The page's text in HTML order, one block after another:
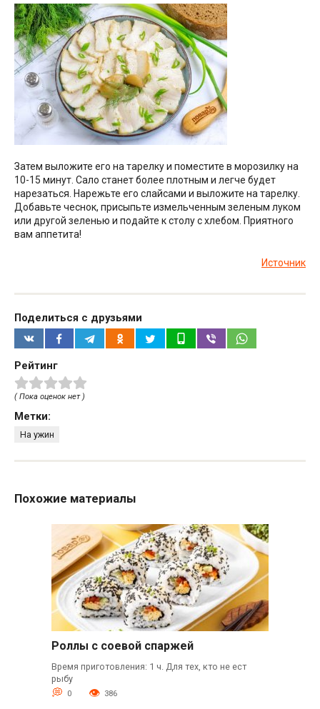
Затем выложите его на тарелку и поместите в морозилку на
10-15 минут. Сало станет более плотным и легче будет
нарезаться. Нарежьте его слайсами и выложите на тарелку.
Добавьте чеснок, присыпьте измельченным зеленым луком
или другой зеленью и подайте к столу с хлебом. Приятного
вам аппетита!
Источник
Поделиться с друзьями
Рейтинг
( Пока оценок нет )
Метки:
На ужин
Похожие материалы
Роллы с соевой спаржей
Время приготовления: 1 ч. Для тех, кто не ест
рыбу
0 386